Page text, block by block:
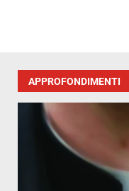
APPROFONDIMENTI